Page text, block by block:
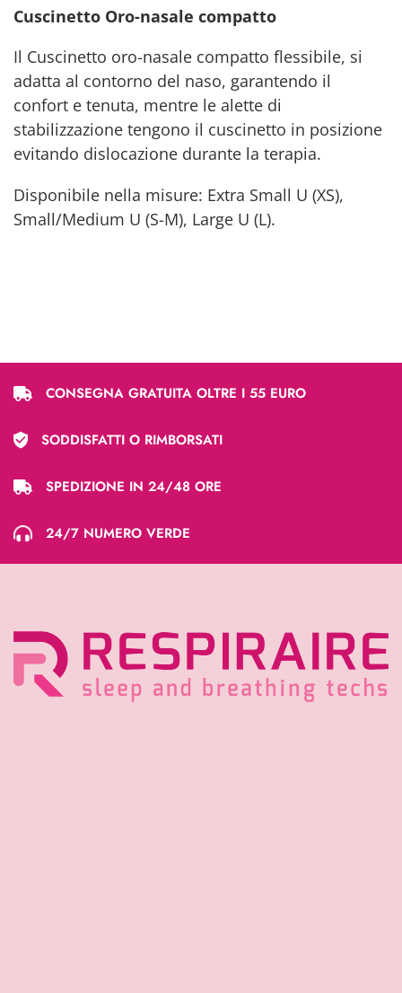
Cuscinetto Oro-nasale compatto
Il Cuscinetto oro-nasale compatto flessibile, si
adatta al contorno del naso, garantendo il
confort e tenuta, mentre le alette di
stabilizzazione tengono il cuscinetto in posizione
evitando dislocazione durante la terapia.
Disponibile nella misure: Extra Small U (XS),
Small/Medium U (S-M), Large U (L).
CONSEGNA GRATUITA OLTRE I 55 EURO
SODDISFATTI O RIMBORSATI
SPEDIZIONE IN 24/48 ORE
24/7 NUMERO VERDE